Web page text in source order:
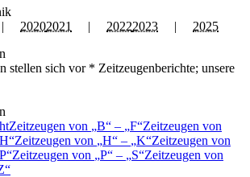
20202021 | 20222023 | 2025
stellen sich vor * Zeitzeugenberichte; unsere
Zeitzeugen von B – F Zeitzeugen von
H Zeitzeugen von H – K Zeitzeugen von
P Zeitzeugen von P – S Zeitzeugen von